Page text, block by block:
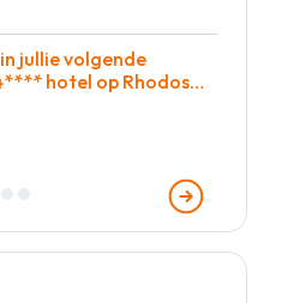
jullie volgende
hotel op Rhodos